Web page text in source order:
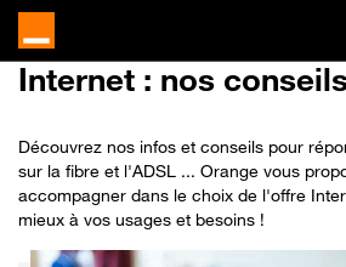
Internet : nos
Découvrez nos infos et conseils pour
sur la fibre et l'ADSL ... Orange vous
accompagner dans le choix de l'offre
mieux à vos usages et besoins !